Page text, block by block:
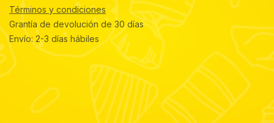
Términos y condiciones
Grantía de devolución de 30 días
Envío: 2-3 días hábiles